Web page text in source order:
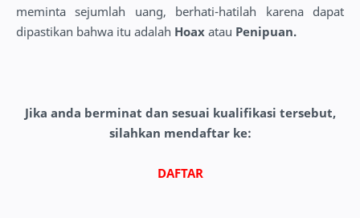
meminta sejumlah uang, berhati-hatilah karena dapat
dipastikan bahwa itu adalah Hoax atau Penipuan.
Jika anda berminat dan sesuai kualifikasi tersebut,
silahkan mendaftar ke:
DAFTAR